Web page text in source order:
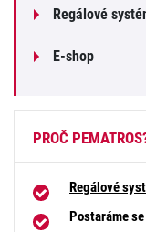
Regálové
E-shop
PROČ
Regálové
Postaráme